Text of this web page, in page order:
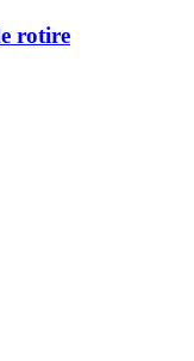
rotire